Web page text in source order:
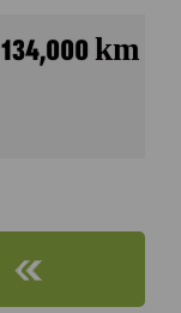
134,000 km